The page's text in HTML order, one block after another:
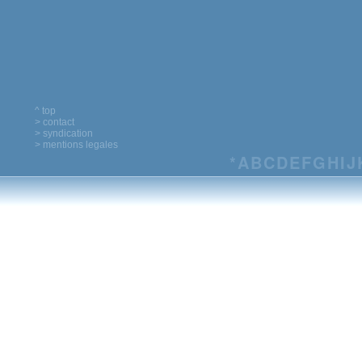
^ top
> contact
> syndication
> mentions legales
*ABCDEFG HIJ